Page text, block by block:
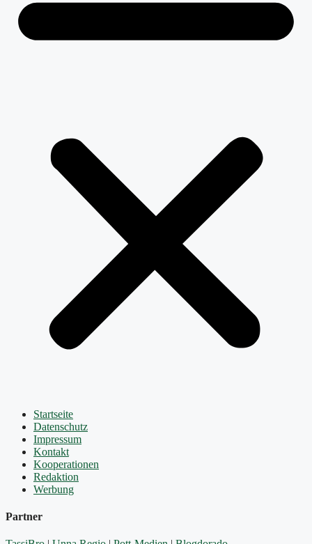
Startseite
Datenschutz
Impressum
Kontakt
Kooperationen
Redaktion
Werbung
Partner